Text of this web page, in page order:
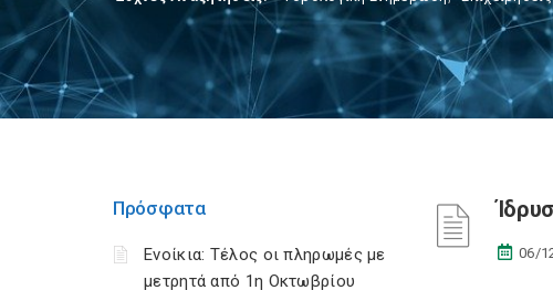
Πρόσφατα
Ενοίκια: Τέλος οι πληρωμές με
μετρητά από 1η Οκτωβρίου
06/